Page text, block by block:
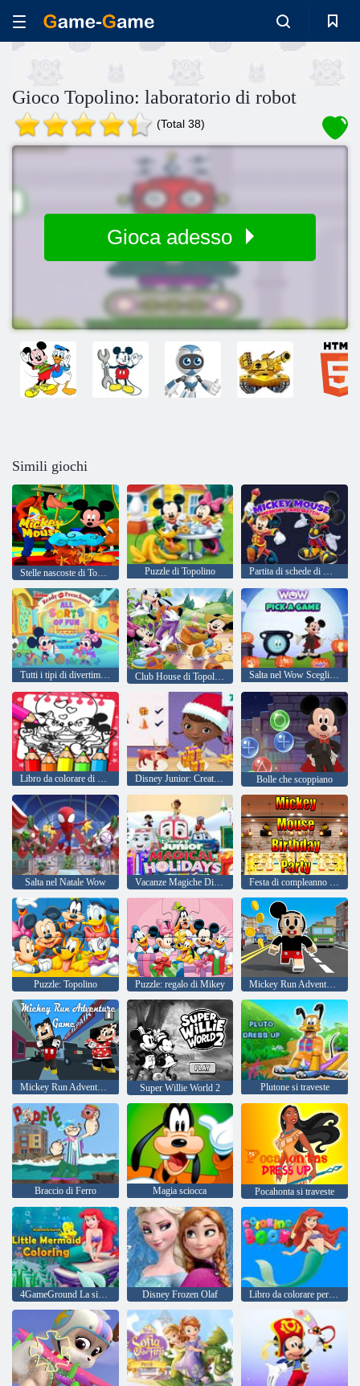
Gioco Topolino: laboratorio di robot
(Total 38)
Gioca adesso
Simili giochi
Stelle nascoste di Topolino Puzzle di Topolino Partita di schede di memoria di Topolino
Tutti i tipi di divertimento Club House di Topolino Salta nel Wow Scegli un gioco
Libro da colorare di Topolino Disney Junior: Creatore di giocattoli Bolle che scoppiano
Salta nel Natale Wow Vacanze Magiche Disney Junior Festa di compleanno di Topolino
Puzzle: Topolino Puzzle: regalo di Mikey Mickey Run Adventure Game
Mickey Run Adventure Game Super Willie World 2 Plutone si traveste
Braccio di Ferro Magia sciocca Pocahonta si traveste
Disney Frozen Olaf